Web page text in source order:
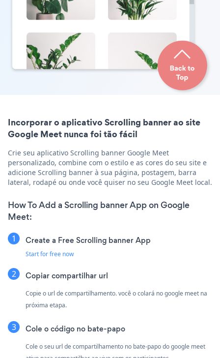
Incorporar o aplicativo Scrolling banner ao site
Google Meet nunca foi tão fácil
Crie seu aplicativo Scrolling banner Google Meet
personalizado, combine com o estilo e as cores do seu site e
adicione Scrolling banner à sua página, postagem, barra
lateral, rodapé ou onde você quiser no seu Google Meet local.
How To Add a Scrolling banner App on Google
Meet:
Create a Free Scrolling banner App
Start for free now
Copiar compartilhar url
Copie o url de compartilhamento. você o colará no google meet na
próxima etapa.
Cole o código no bate-papo
Cole o seu url de compartilhamento no bate-papo do google meet